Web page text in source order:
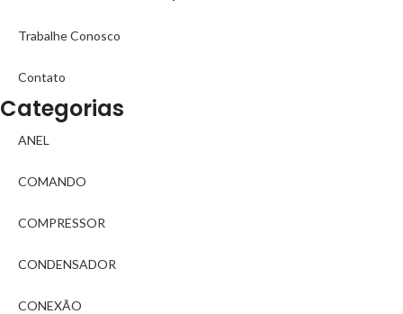
Trabalhe Conosco
Contato
Categorias
ANEL
COMANDO
COMPRESSOR
CONDENSADOR
CONEXÃO